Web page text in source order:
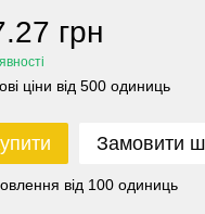
грн
ціни від 500 одиниць
Замовити
від 100 одиниць